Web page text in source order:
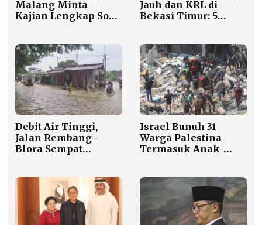
Malang Minta
Kajian Lengkap Soal
Selatan Stadion
Kanjuruhan
Jauh dan KRL di
Bekasi Timur: 5
Debit Air Tinggi,
Jalan Rembang–
Blora Sempat
Israel Bunuh 31
Warga Palestina
Termasuk Anak-